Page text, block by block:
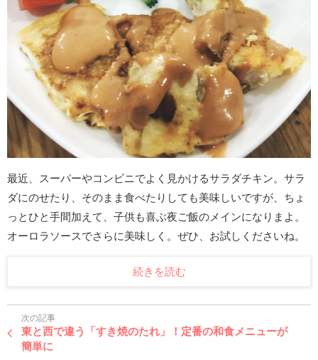
最近、スーパーやコンビニでよく見かけるサラダチキン。サラ
ダにのせたり、そのまま食べたりしても美味しいですが、ちょ
っとひと手間加えて、子供も喜ぶ夜ご飯のメインになりまよ。
オーロラソースでさらに美味しく。ぜひ、お試しくださいね。
続きを読む
次の記事
東と西で違う「すき焼のたれ」！定番の和食メニューが
簡単に